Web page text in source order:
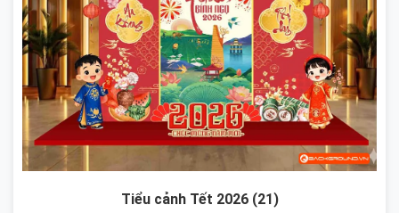
Tiểu cảnh Tết 2026 (21)